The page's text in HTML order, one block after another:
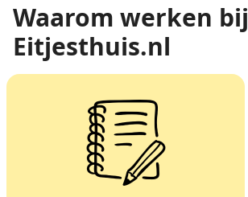
Waarom werken bij
Eitjesthuis.nl